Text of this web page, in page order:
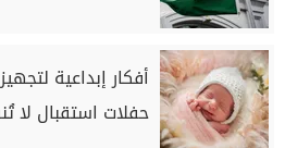
أفكار إبداعية
حفلات استقبال لا